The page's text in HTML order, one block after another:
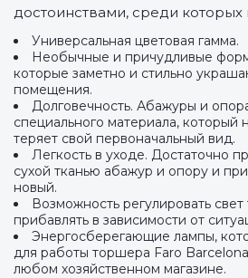
достоинствами, среди
Универсальная цветовая гамма.
Необычные и причудливые
которые заметно и стильно
помещения.
Долговечность. Абажуры и
специального материала, который
теряет свой первоначальный вид.
Легкость в уходе. Достаточно
сухой тканью абажур и опору и
новый.
Возможность регулировать
прибавлять в зависимости от
Энергосберегающие лампы,
для работы торшера Faro
любом хозяйственном магазине.